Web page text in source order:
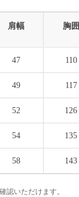
肩幅 胸囲
47 110
49 117
52 126
54 135
58 143
認いただけます。